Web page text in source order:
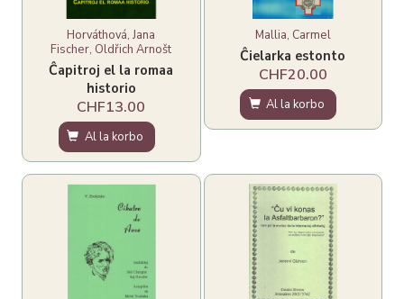
Horváthová, Jana
Fischer, Oldřich Arnošt
Ĉapitroj el la romaa
historio
CHF13.00
Al la korbo
Mallia, Carmel
Ĉielarka estonto
CHF20.00
Al la korbo